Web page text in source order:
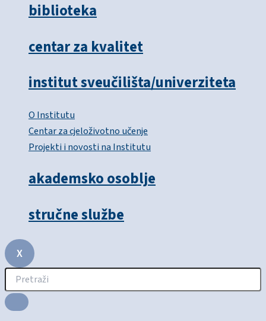
biblioteka
centar za kvalitet
institut sveučilišta/univerziteta
O Institutu
Centar za cjeloživotno učenje
Projekti i novosti na Institutu
akademsko osoblje
stručne službe
X